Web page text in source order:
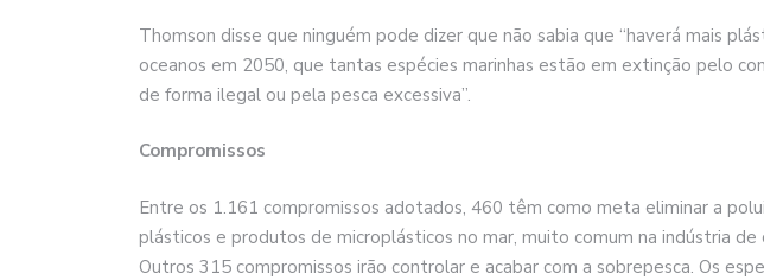
Thomson disse que ninguém pode dizer que não sabia que “haverá mais
oceanos em 2050, que tantas espécies marinhas estão em extinção pelo
de forma ilegal ou pela pesca excessiva”.
Compromissos
Entre os 1.161 compromissos adotados, 460 têm como meta eliminar a
plásticos e produtos de microplásticos no mar, muito comum na indústria de
Outros 315 compromissos irão controlar e acabar com a sobrepesca. Os